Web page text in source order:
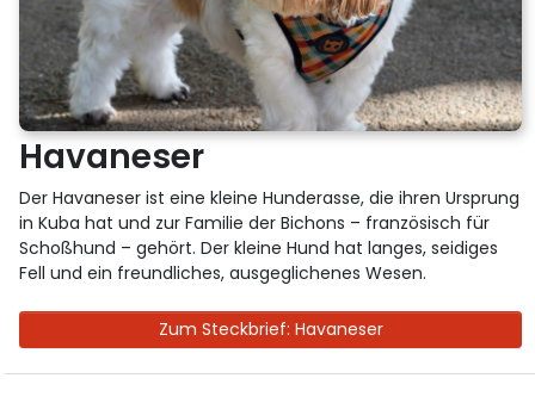
Havaneser
Der Havaneser ist eine kleine Hunderasse, die ihren Ursprung
in Kuba hat und zur Familie der Bichons – französisch für
Schoßhund – gehört. Der kleine Hund hat langes, seidiges
Fell und ein freundliches, ausgeglichenes Wesen.
Zum Steckbrief: Havaneser